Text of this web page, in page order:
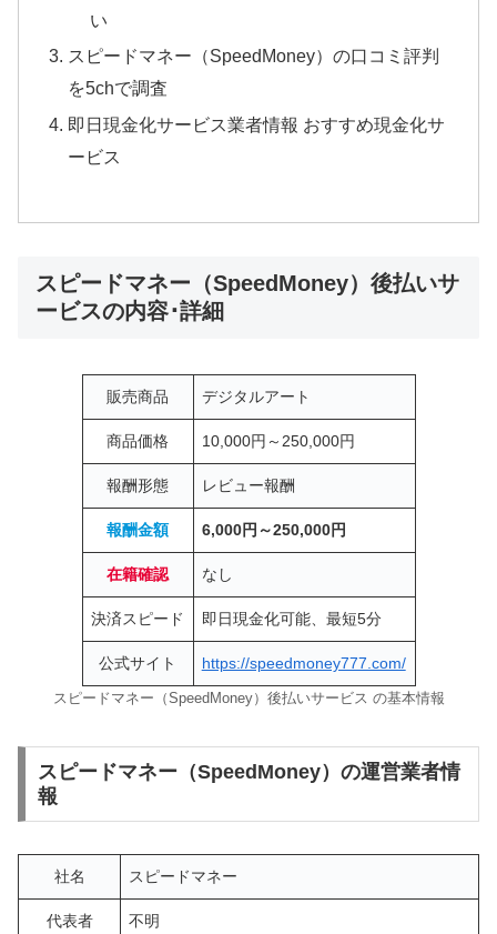
い
スピードマネー（SpeedMoney）の口コミ評判
を5chで調査
即日現金化サービス業者情報 おすすめ現金化サ
ービス
スピードマネー（SpeedMoney）後払いサ
ービスの内容･詳細
販売商品 デジタルアート
商品価格 10,000円～250,000円
報酬形態 レビュー報酬
報酬金額 6,000円～250,000円
在籍確認 なし
決済スピード 即日現金化可能、最短5分
公式サイト https://speedmoney777.com/
スピードマネー（SpeedMoney）後払いサービス の基本情報
スピードマネー（SpeedMoney）の運営業者情
報
社名 スピードマネー
代表者 不明